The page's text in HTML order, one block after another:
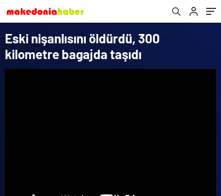
Eski nişanlısını öldürdü, 300
kilometre bagajda taşıdı